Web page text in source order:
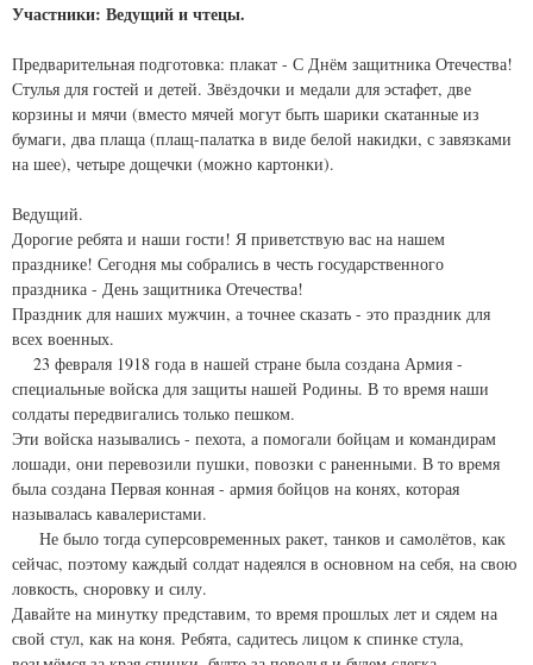
Участники: Ведущий и чтецы.
Предварительная подготовка: плакат - С Днём защитника Отечества!
Стулья для гостей и детей. Звёздочки и медали для эстафет, две
корзины и мячи (вместо мячей могут быть шарики скатанные из
бумаги, два плаща (плащ-палатка в виде белой накидки, с завязками
на шее), четыре дощечки (можно картонки).
Ведущий.
Дорогие ребята и наши гости! Я приветствую вас на нашем
празднике! Сегодня мы собрались в честь государственного
праздника - День защитника Отечества!
Праздник для наших мужчин, а точнее сказать - это праздник для
всех военных.
23 февраля 1918 года в нашей стране была создана Армия -
специальные войска для защиты нашей Родины. В то время наши
солдаты передвигались только пешком.
Эти войска назывались - пехота, а помогали бойцам и командирам
лошади, они перевозили пушки, повозки с раненными. В то время
была создана Первая конная - армия бойцов на конях, которая
называлась кавалеристами.
Не было тогда суперсовременных ракет, танков и самолётов, как
сейчас, поэтому каждый солдат надеялся в основном на себя, на свою
ловкость, сноровку и силу.
Давайте на минутку представим, то время прошлых лет и сядем на
свой стул, как на коня. Ребята, садитесь лицом к спинке стула,